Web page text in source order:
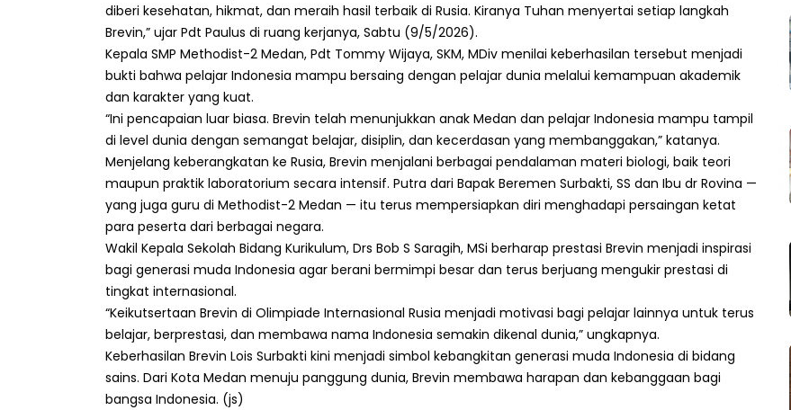
diberi kesehatan, hikmat, dan meraih hasil terbaik di Rusia. Kiranya Tuhan menyertai setiap langkah
Brevin,” ujar Pdt Paulus di ruang kerjanya, Sabtu (9/5/2026).
Kepala SMP Methodist-2 Medan, Pdt Tommy Wijaya, SKM, MDiv menilai keberhasilan tersebut menjadi
bukti bahwa pelajar Indonesia mampu bersaing dengan pelajar dunia melalui kemampuan akademik
dan karakter yang kuat.
“Ini pencapaian luar biasa. Brevin telah menunjukkan anak Medan dan pelajar Indonesia mampu tampil
di level dunia dengan semangat belajar, disiplin, dan kecerdasan yang membanggakan,” katanya.
Menjelang keberangkatan ke Rusia, Brevin menjalani berbagai pendalaman materi biologi, baik teori
maupun praktik laboratorium secara intensif. Putra dari Bapak Beremen Surbakti, SS dan Ibu dr Rovina —
yang juga guru di Methodist-2 Medan — itu terus mempersiapkan diri menghadapi persaingan ketat
para peserta dari berbagai negara.
Wakil Kepala Sekolah Bidang Kurikulum, Drs Bob S Saragih, MSi berharap prestasi Brevin menjadi inspirasi
bagi generasi muda Indonesia agar berani bermimpi besar dan terus berjuang mengukir prestasi di
tingkat internasional.
“Keikutsertaan Brevin di Olimpiade Internasional Rusia menjadi motivasi bagi pelajar lainnya untuk terus
belajar, berprestasi, dan membawa nama Indonesia semakin dikenal dunia,” ungkapnya.
Keberhasilan Brevin Lois Surbakti kini menjadi simbol kebangkitan generasi muda Indonesia di bidang
sains. Dari Kota Medan menuju panggung dunia, Brevin membawa harapan dan kebanggaan bagi
bangsa Indonesia. (js)